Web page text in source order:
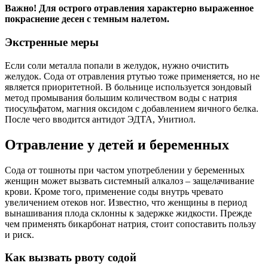
Важно! Для острого отравления характерно выраженное
покраснение десен с темным налетом.
Экстренные меры
Если соли металла попали в желудок, нужно очистить
желудок. Сода от отравления ртутью тоже применяется, но не
является приоритетной. В больнице используется зондовый
метод промывания большим количеством воды с натрия
тиосульфатом, магния оксидом с добавлением яичного белка.
После чего вводится антидот ЭДТА, Унитиол.
Отравление у детей и беременных
Сода от тошноты при частом употреблении у беременных
женщин может вызвать системный алкалоз – защелачивание
крови. Кроме того, применение соды внутрь чревато
увеличением отеков ног. Известно, что женщины в период
вынашивания плода склонны к задержке жидкости. Прежде
чем применять бикарбонат натрия, стоит сопоставить пользу
и риск.
Как вызвать рвоту содой